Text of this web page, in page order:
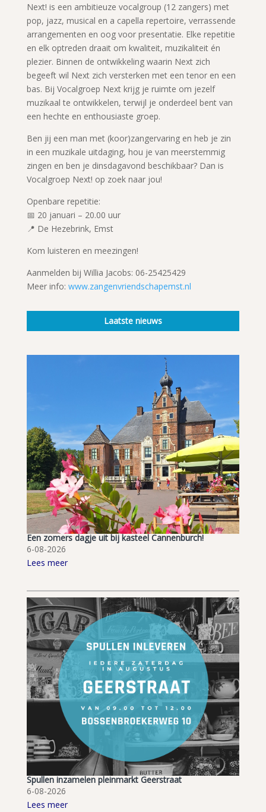
Next! is een ambitieuze vocalgroup (12 zangers) met
pop, jazz, musical en a capella repertoire, verrassende
arrangementen en oog voor presentatie. Elke repetitie
en elk optreden draait om kwaliteit, muzikaliteit én
plezier. Binnen de ontwikkeling waarin Next zich
begeeft wil Next zich versterken met een tenor en een
bas. Bij Vocalgroep Next krijg je ruimte om jezelf
muzikaal te ontwikkelen, terwijl je onderdeel bent van
een hechte en enthousiaste groep.
Ben jij een man met (koor)zangervaring en heb je zin
in een muzikale uitdaging, hou je van meerstemmig
zingen en ben je dinsdagavond beschikbaar? Dan is
Vocalgroep Next! op zoek naar jou!
Openbare repetitie:
📅 20 januari – 20.00 uur
📍 De Hezebrink, Emst
Kom luisteren en meezingen!
Aanmelden bij Willia Jacobs: 06-25425429
Meer info: www.zangenvriendschapemst.nl
Laatste nieuws
Een zomers dagje uit bij kasteel Cannenburch!
6-08-2026
Lees meer
Spullen inzamelen pleinmarkt Geerstraat
6-08-2026
Lees meer